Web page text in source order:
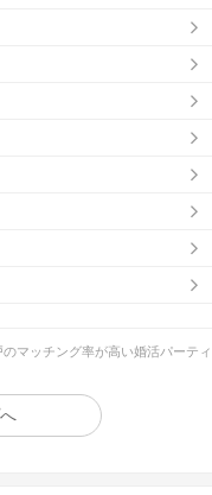
のマッチング率が高い婚活パーテ